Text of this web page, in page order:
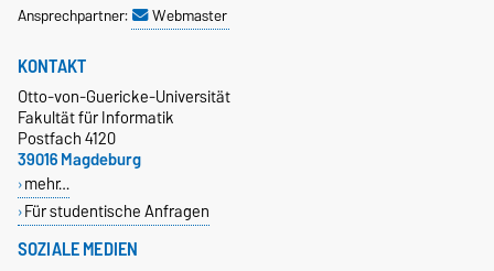
Ansprechpartner:
Webmaster
SOZIALE MEDIEN
KONTAKT
Otto-von-Guericke-Universität
Fakultät für Informatik
Postfach 4120
39016 Magdeburg
mehr…
Für studentische Anfragen